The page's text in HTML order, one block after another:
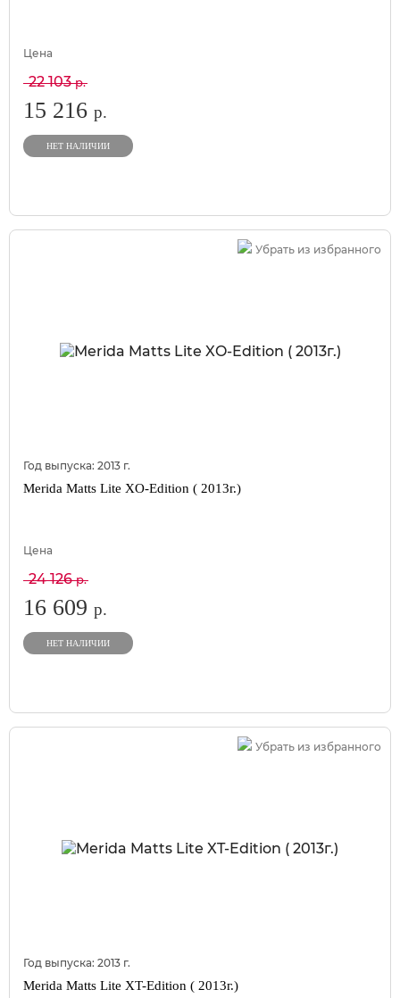
Цена
22 103р.
15 216 р.
НЕТ НАЛИЧИИ
Убрать из избранного
Год выпуска: 2013 г.
Merida Matts Lite XO-Edition ( 2013г.)
Цена
24 126р.
16 609 р.
НЕТ НАЛИЧИИ
Убрать из избранного
Год выпуска: 2013 г.
Merida Matts Lite XT-Edition ( 2013г.)